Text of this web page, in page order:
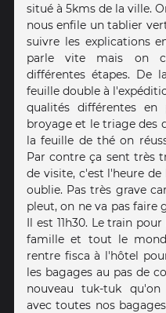
situé à 5kms de la ville.
nous enfile un tablier
suivre les explications
parle vite mais on
différentes étapes. De
feuille double à
qualités différentes en
broyage et le triage des
la feuille de thé on
Par contre ça sent très
de visite, c'est l'heure
oublie. Pas très grave
pleut, on ne va pas faire
Il est 11h30. Le train
famille et tout le
rentre fisca à l'hôtel
les bagages au pas de
nouveau tuk-tuk
avec toutes nos